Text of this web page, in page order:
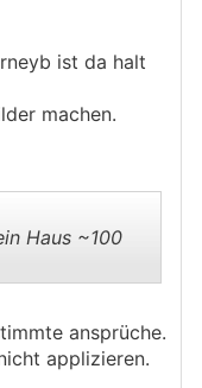
ist da halt
machen.
Haus ~100
ansprüche.
applizieren.